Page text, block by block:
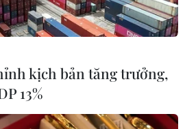
kịch bản tăng trưởng,
13%